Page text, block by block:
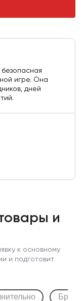
игре. Она
дней
и
к основному
и подготовит